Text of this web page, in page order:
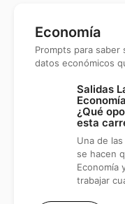
Economía
Prompts para
datos económicos
Salidas
¿Qué
esta
Una de
se hacen
Economía
trabajar